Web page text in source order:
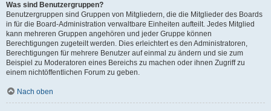
Was sind Benutzergruppen?
Benutzergruppen sind Gruppen von Mitgliedern, die die Mitglieder des Boards
in für die Board-Administration verwaltbare Einheiten aufteilt. Jedes Mitglied
kann mehreren Gruppen angehören und jeder Gruppe können
Berechtigungen zugeteilt werden. Dies erleichtert es den Administratoren,
Berechtigungen für mehrere Benutzer auf einmal zu ändern und sie zum
Beispiel zu Moderatoren eines Bereichs zu machen oder ihnen Zugriff zu
einem nichtöffentlichen Forum zu geben.
Nach oben